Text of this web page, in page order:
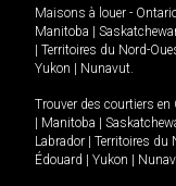
Maisons à louer -
Manitoba
Territoires du Nord-
Yukon
Nunavut.
Trouver des courtiers en
Manitoba
Labrador
Territoires du
Édouard
Yukon